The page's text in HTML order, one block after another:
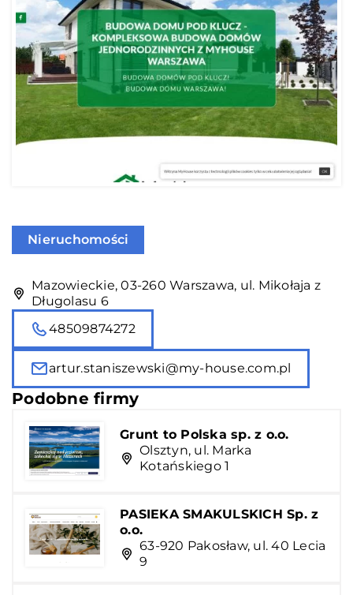
Nieruchomości
Mazowieckie, 03-260 Warszawa, ul. Mikołaja z
Długolasu 6
48509874272
artur.staniszewski@my-house.com.pl
Podobne firmy
Grunt to Polska sp. z o.o.
Olsztyn, ul. Marka
Kotańskiego 1
PASIEKA SMAKULSKICH Sp. z
o.o.
63-920 Pakosław, ul. 40 Lecia
9